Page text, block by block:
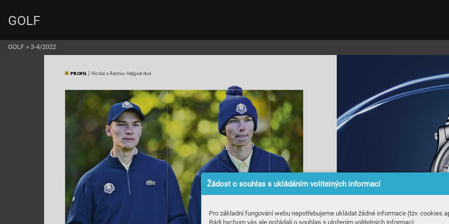
Žádost o souhlas s ukládáním volitelných informací
Pro základní fungování webu nepotřebujeme ukládat žádné informace (tzv. cookies
Rádi bychom vás ale požádali o souhlas s uložením volitelných informací:
PROFIL | Nicolai a Rasmus Højgaardovi
GOLF
GOLF » 3-4/2022